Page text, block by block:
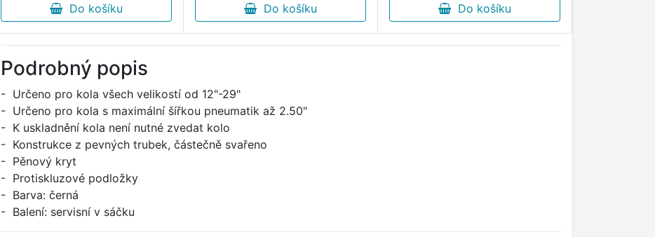
Do košíku
Do košíku
Do košíku
Podrobný popis
- Určeno pro kola všech velikostí od 12"-29"
- Určeno pro kola s maximální šířkou pneumatik až 2.50"
- K uskladnění kola není nutné zvedat kolo
- Konstrukce z pevných trubek, částečně svařeno
- Pěnový kryt
- Protiskluzové podložky
- Barva: černá
- Balení: servisní v sáčku